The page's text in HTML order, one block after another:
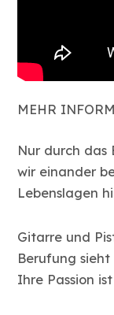
MEHR
Nur durch das
wir einander
Lebenslagen
Gitarre und
Berufung
Ihre Passion